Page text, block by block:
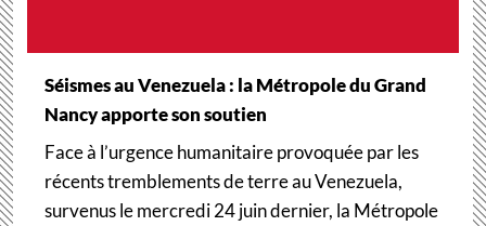
Séismes au Venezuela : la Métropole du Grand
Nancy apporte son soutien
Face à l’urgence humanitaire provoquée par les
récents tremblements de terre au Venezuela,
survenus le mercredi 24 juin dernier, la Métropole